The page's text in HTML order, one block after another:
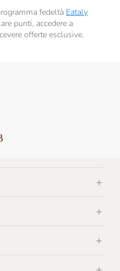
fedeltà Eataly
punti, accedere a
offerte esclusive.